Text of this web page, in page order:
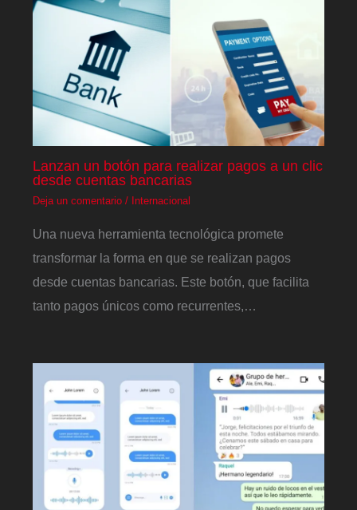
Lanzan un botón para realizar pagos a un clic
desde cuentas bancarias
Deja un comentario / Internacional
Una nueva herramienta tecnológica promete
transformar la forma en que se realizan pagos
desde cuentas bancarias. Este botón, que facilita
tanto pagos únicos como recurrentes,…